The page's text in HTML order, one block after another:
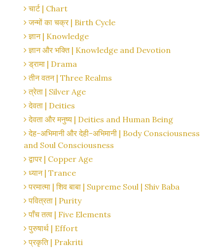
चार्ट | Chart
जन्मों का चक्र | Birth Cycle
ज्ञान | Knowledge
ज्ञान और भक्ति | Knowledge and Devotion
ड्रामा | Drama
तीन वतन | Three Realms
त्रेता | Silver Age
देवता | Deities
देवता और मनुष्य | Deities and Human Being
देह-अभिमानी और देही-अभिमानी | Body Consciousness
and Soul Consciousness
द्वापर | Copper Age
ध्यान | Trance
परमात्मा | शिव बाबा | Supreme Soul | Shiv Baba
पवित्रता | Purity
पाँच तत्व | Five Elements
पुरुषार्थ | Effort
प्रकृति | Prakriti